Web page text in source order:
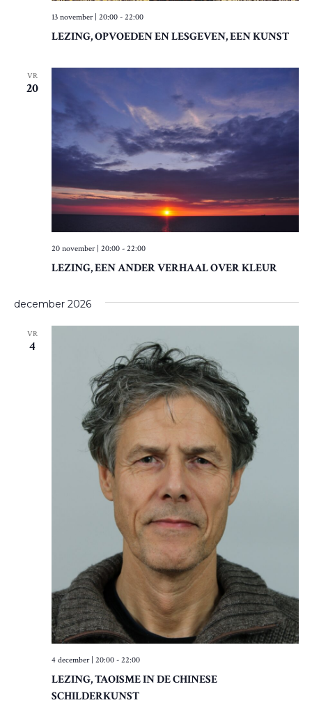
LEZING, OPVOEDEN EN LESGEVEN, EEN KUNST
13 november | 20:00- 22:00
VR
20
LEZING, EEN ANDER VERHAAL OVER KLEUR
20 november | 20:00- 22:00
december 2026
VR
4
LEZING, TAOISME IN DE CHINESE
SCHILDERKUNST
4 december | 20:00- 22:00